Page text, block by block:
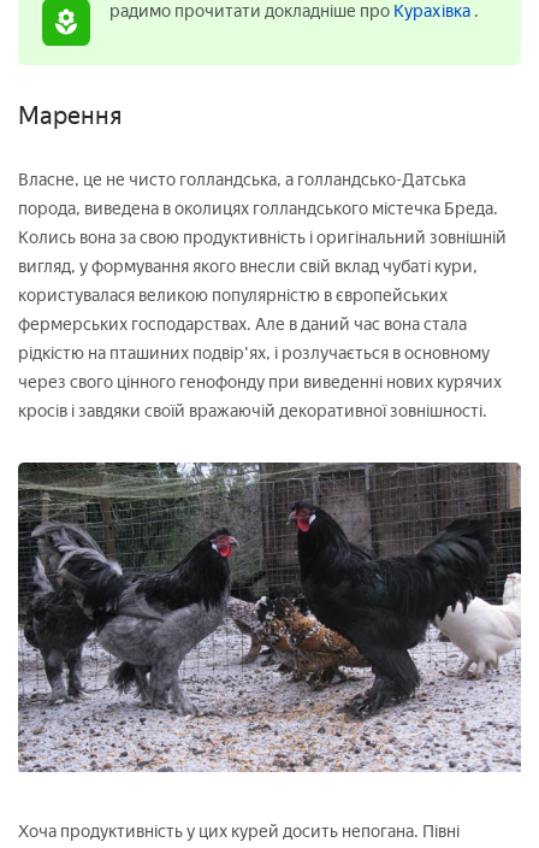
радимо прочитати докладніше про Курахівка .
Марення
Власне, це не чисто голландська, а голландсько-Датська
порода, виведена в околицях голландського містечка Бреда.
Колись вона за свою продуктивність і оригінальний зовнішній
вигляд, у формування якого внесли свій вклад чубаті кури,
користувалася великою популярністю в європейських
фермерських господарствах. Але в даний час вона стала
рідкістю на пташиних подвір'ях, і розлучається в основному
через свого цінного генофонду при виведенні нових курячих
кросів і завдяки своїй вражаючій декоративної зовнішності.
Хоча продуктивність у цих курей досить непогана. Півні